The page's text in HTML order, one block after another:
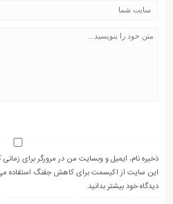
ذخیره نام، ایمیل و وبسایت من در مرورگر برای
این سایت از اکیسمت برای کاهش جفنگ استفاده
دیدگاه خود بیشتر بدانید.